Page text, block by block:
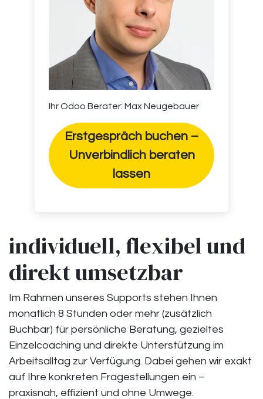
Ihr Odoo Berater: Max Neugebauer
Erstgespräch buchen –
Unverbindlich beraten
lassen
individuell, flexibel und
direkt umsetzbar
Im Rahmen unseres Supports stehen Ihnen
monatlich 8 Stunden oder mehr (zusätzlich
Buchbar) für persönliche Beratung, gezieltes
Einzelcoaching und direkte Unterstützung im
Arbeitsalltag zur Verfügung. Dabei gehen wir exakt
auf Ihre konkreten Fragestellungen ein –
praxisnah, effizient und ohne Umwege.